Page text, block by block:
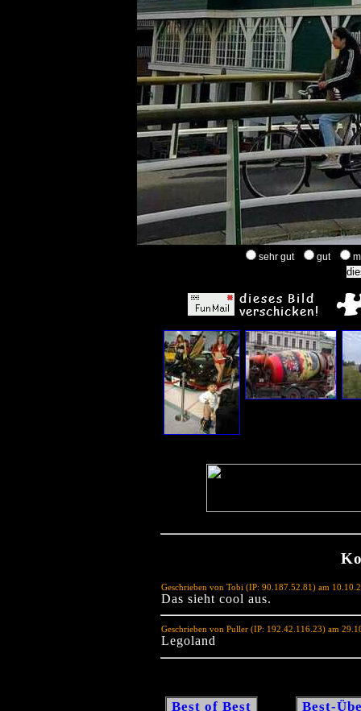
sehr gut gut
Geschrieben von Tobi (IP: 90.187.52.81) am
Das sieht cool aus.
Geschrieben von Puller (IP: 192.42.116.23) am
Legoland
Best of Best Best-